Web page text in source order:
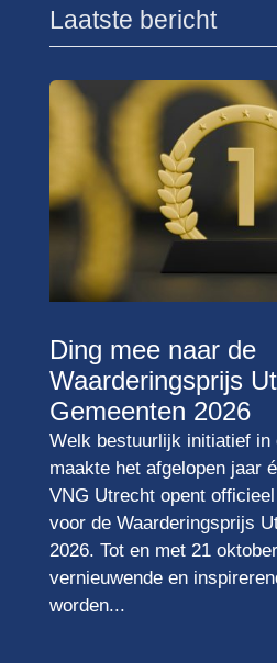
Laatste bericht
Ding mee naar de
Waarderingsprijs
Gemeenten 2026
Welk bestuurlijk initiatief in
maakte het afgelopen jaar
VNG Utrecht opent
voor de Waarderingsprijs
2026. Tot en met 21
vernieuwende en
worden...